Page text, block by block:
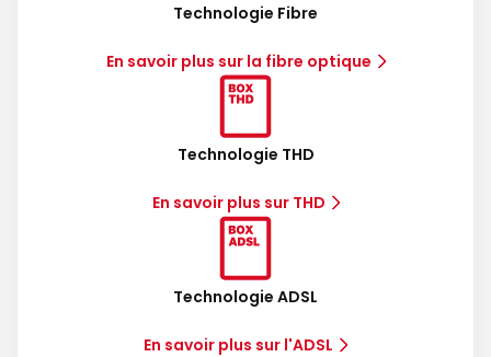
Technologie Fibre
En savoir plus sur la fibre optique
Technologie THD
En savoir plus sur THD
Technologie ADSL
En savoir plus sur l'ADSL